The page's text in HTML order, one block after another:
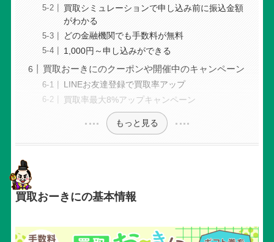
買取シミュレーションで申し込み前に振込金額
がわかる
どの金融機関でも手数料が無料
1,000円～申し込みができる
買取おーきにのクーポンや開催中のキャンペーン
LINEお友達登録で買取率アップ
買取率最大8%アップキャンペーン
もっと見る
買取おーきにの基本情報